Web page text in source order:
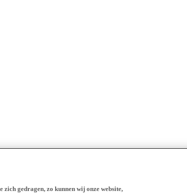
zich gedragen, zo kunnen wij onze website,